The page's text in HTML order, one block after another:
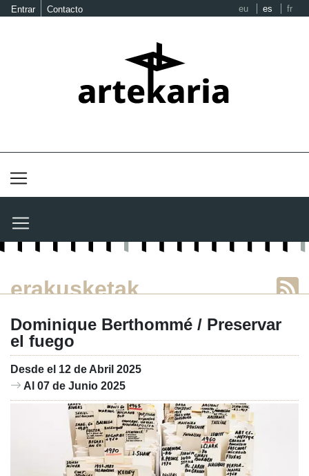
Entrar Contacto eu es fr
erakusketak
Dominique Berthommé / Preservar
el fuego
Desde el 12 de Abril 2025
Al 07 de Junio 2025